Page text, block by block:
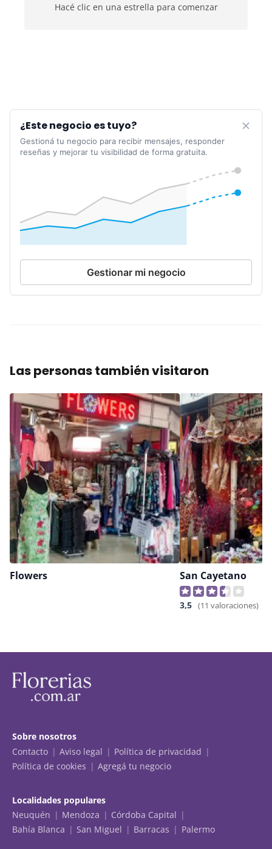
Hacé clic en una estrella para comenzar
¿Este negocio es tuyo?
Gestioná tu negocio para recibir mensajes, responder
reseñas y mejorar tu visibilidad de forma gratuita.
Gestionar mi negocio
Las personas también visitaron
Flowers San Cayetano
3,5 (11 valoraciones)
Sobre nosotros
Contacto
Aviso legal
Política de privacidad
Política de cookies
Agregá tu negocio
Localidades populares
Neuquén
Mendoza
Córdoba Capital
Bahía Blanca
San Miguel Barracas Palermo